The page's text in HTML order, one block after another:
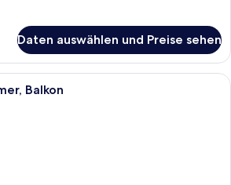
Daten auswählen und Preise sehen
Ein Hotelzimmer mit einem großen
Balkon